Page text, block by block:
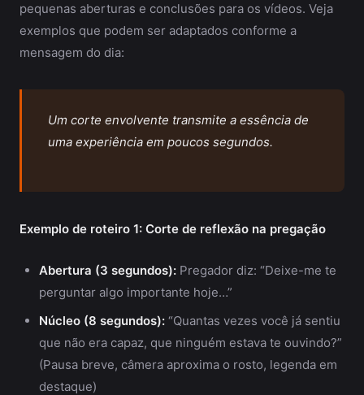
pequenas aberturas e conclusões para os vídeos. Veja
exemplos que podem ser adaptados conforme a
mensagem do dia:
Um corte envolvente transmite a essência de
uma experiência em poucos segundos.
Exemplo de roteiro 1: Corte de reflexão na pregação
Abertura (3 segundos): Pregador diz: “Deixe-me te
perguntar algo importante hoje…”
Núcleo (8 segundos): “Quantas vezes você já sentiu
que não era capaz, que ninguém estava te ouvindo?”
(Pausa breve, câmera aproxima o rosto, legenda em
destaque)